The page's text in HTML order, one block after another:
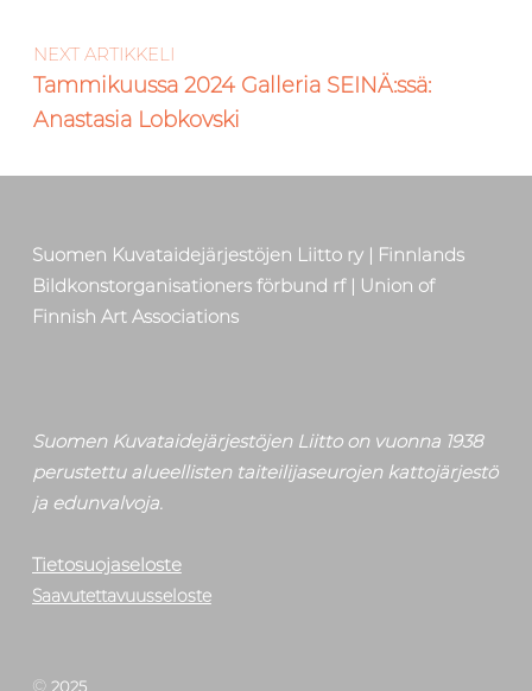
NEXT ARTIKKELI
Tammikuussa 2024 Galleria SEINÄ:ssä:
Anastasia Lobkovski
Suomen Kuvataidejärjestöjen Liitto ry | Finnlands
Bildkonstorganisationers förbund rf | Union of
Finnish Art Associations
Suomen Kuvataidejärjestöjen Liitto on vuonna 1938
perustettu alueellisten taiteilijaseurojen kattojärjestö
ja edunvalvoja.
Tietosuojaseloste
Saavutettavuusseloste
© 2025